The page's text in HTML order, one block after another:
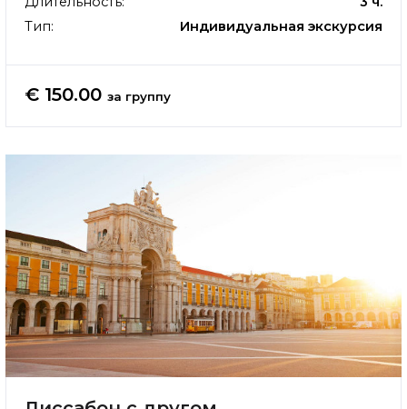
Тип:
Индивидуальная экскурсия
€ 150.00 за группу